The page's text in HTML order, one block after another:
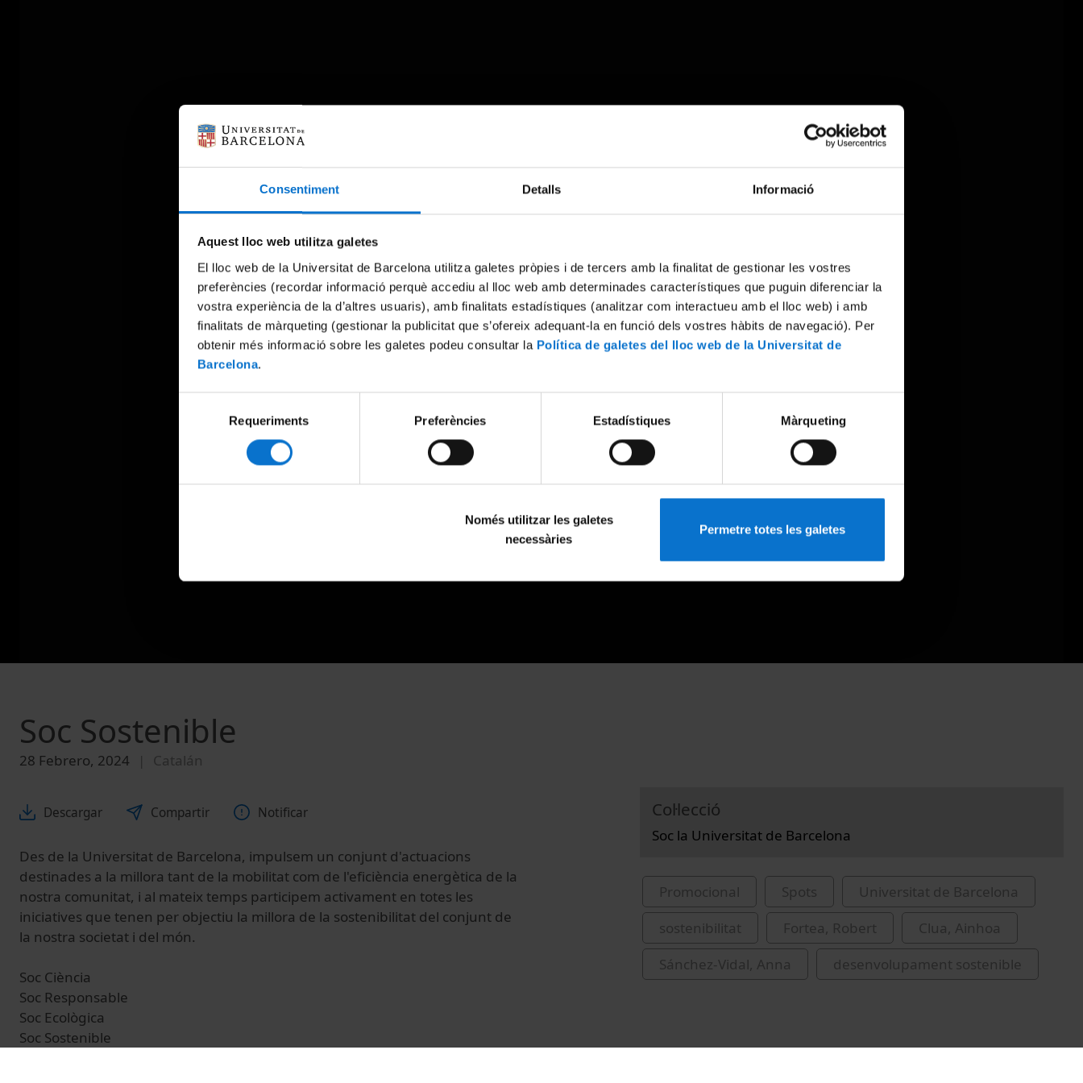
Consentiment Detalls Informació
Aquest lloc web utilitza galetes
El lloc web de la Universitat de Barcelona utilitza galetes pròpies i de tercers amb la finalitat de gestionar les vostres
preferències (recordar informació perquè accediu al lloc web amb determinades característiques que puguin diferenciar la
vostra experiència de la d’altres usuaris), amb finalitats estadístiques (analitzar com interactueu amb el lloc web) i amb
finalitats de màrqueting (gestionar la publicitat que s’ofereix adequant-la en funció dels vostres hàbits de navegació). Per
obtenir més informació sobre les galetes podeu consultar la Política de galetes del lloc web de la Universitat de
Barcelona.
consentiment
Requeriments Preferències Estadístiques Màrqueting
Només utilitzar les galetes
necessàries
Permetre totes les galetes
An error occurred, please try again later.
Try again
Soc Sostenible
28 Febrero, 2024 Catalán
Descargar Compartir Notificar
Des de la Universitat de Barcelona, impulsem un conjunt d'actuacions
destinades a la millora tant de la mobilitat com de l'eficiència energètica de la
nostra comunitat, i al mateix temps participem activament en totes les
iniciatives que tenen per objectiu la millora de la sostenibilitat del conjunt de
la nostra societat i del món.
Soc Ciència
Soc Responsable
Soc Ecològica
Soc Sostenible
Col·lecció
Soc la Universitat de Barcelona
Promocional Spots
Universitat de Barcelona
sostenibilitat
Fortea, Robert
Clua, Ainhoa
Sánchez-Vidal, Anna
desenvolupament sostenible